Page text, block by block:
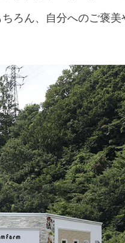
ろん、自分へのご褒美